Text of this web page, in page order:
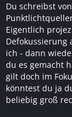
Du schreibst
Eigentlich
Defokussierung
ich - dann
du es gemacht
gilt doch im
könntest du ja
beliebig groß